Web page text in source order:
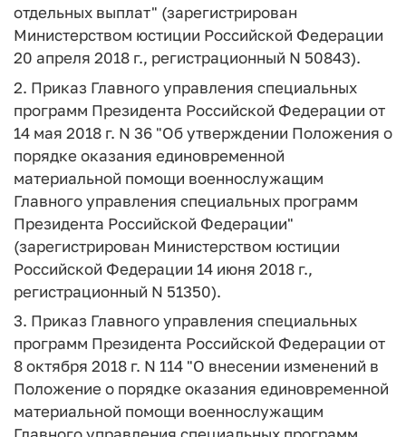
отдельных выплат" (зарегистрирован
Министерством юстиции Российской Федерации
20 апреля 2018 г., регистрационный N 50843).
2. Приказ Главного управления специальных
программ Президента Российской Федерации от
14 мая 2018 г. N 36 "Об утверждении Положения о
порядке оказания единовременной
материальной помощи военнослужащим
Главного управления специальных программ
Президента Российской Федерации"
(зарегистрирован Министерством юстиции
Российской Федерации 14 июня 2018 г.,
регистрационный N 51350).
3. Приказ Главного управления специальных
программ Президента Российской Федерации от
8 октября 2018 г. N 114 "О внесении изменений в
Положение о порядке оказания единовременной
материальной помощи военнослужащим